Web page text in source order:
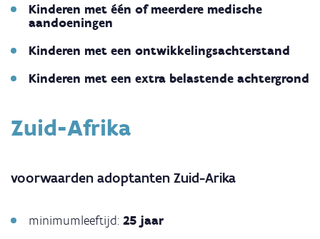
Kinderen met één of meerdere medische
aandoeningen
Kinderen met een ontwikkelingsachterstand
Kinderen met een extra belastende achtergrond
Zuid-Afrika
voorwaarden adoptanten Zuid-Arika
minimumleeftijd: 25 jaar